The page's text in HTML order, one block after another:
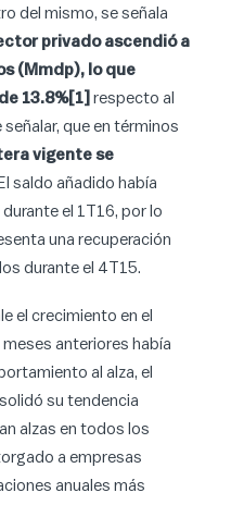
del mismo, se señala
privado ascendió a
(Mmdp), lo que
13.8%[1] respecto al
que en términos
vigente se
El saldo añadido había
el 1T16, por lo
una recuperación
durante el 4T15.
el crecimiento en el
anteriores había
al alza, el
su tendencia
alzas en todos los
a empresas
anuales más